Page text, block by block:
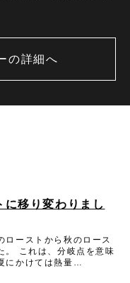
の詳細へ
に移り変わりまし
ローストから秋のロース
。 これは、分岐点を意味
にかけては熱量…